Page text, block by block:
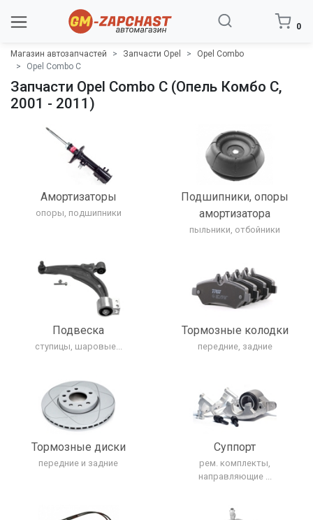
0
Магазин автозапчастей Запчасти Opel
Opel Combo
Opel Combo C
Запчасти Opel Combo C (Опель Комбо C,
2001 - 2011)
Амортизаторы
опоры, подшипники
Подшипники, опоры
амортизатора
пыльники, отбойники
Подвеска
ступицы, шаровые...
Тормозные колодки
передние, задние
Тормозные диски
передние и задние
Cуппорт
рем. комплекты,
направляющие ...